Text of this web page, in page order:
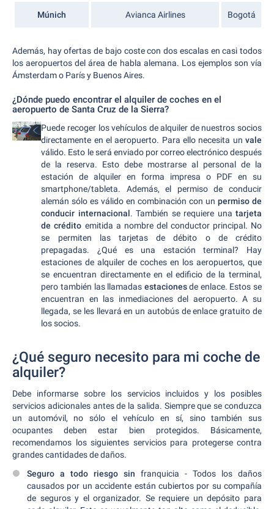
Múnich Avianca Airlines Bogotá
Además, hay ofertas de bajo coste con dos escalas en casi todos
los aeropuertos del área de habla alemana. Los ejemplos son vía
Ámsterdam o París y Buenos Aires.
¿Dónde puedo encontrar el alquiler de coches en el
aeropuerto de Santa Cruz de la Sierra?
Puede recoger los vehículos de alquiler de nuestros socios
directamente en el aeropuerto. Para ello necesita un vale
válido. Esto le será enviado por correo electrónico después
de la reserva. Esto debe mostrarse al personal de la
estación de alquiler en forma impresa o PDF en su
smartphone/tableta. Además, el permiso de conducir
alemán sólo es válido en combinación con unpermiso de
conducir internacional. También se requiere unatarjeta
de crédito emitida a nombre del conductor principal. No
se permiten las tarjetas de débito o de crédito
prepagadas. ¿Qué es una estación terminal? Hay
estaciones de alquiler de coches en los aeropuertos, que
se encuentran directamente en el edificio de la terminal,
pero también las llamadas estacionesde enlace. Estos se
encuentran en las inmediaciones del aeropuerto. A su
llegada, se les llevará en un autobús de enlace gratuito de
los socios.
¿Qué seguro necesito para mi coche de
alquiler?
Debe informarse sobre los servicios incluidos y los posibles
servicios adicionales antes de la salida. Siempre que se conduzca
un automóvil, no sólo el vehículo en sí, sino también sus
ocupantes deben estar bien protegidos. Básicamente,
recomendamos los siguientes servicios para protegerse contra
grandes cantidades de daños.
Seguro a todo riesgo sin franquicia - Todos los daños
causados por un accidente están cubiertos por su compañía
de seguros y el organizador. Se requiere un depósito para